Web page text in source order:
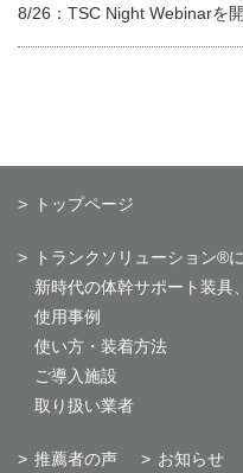
8/26：TSC Night Webinarを
トップページ
トランクソリューション®
新時代の体幹サポート装具
使用事例
使い方・装着方法
ご導入施設
取り扱い業者
推薦者の声 お知らせ